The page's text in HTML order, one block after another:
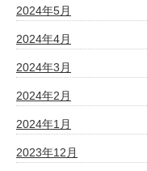
2024年5月
2024年4月
2024年3月
2024年2月
2024年1月
2023年12月